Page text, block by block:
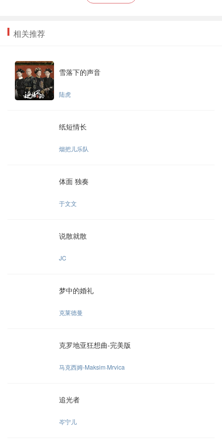
相关推荐
雪落下的声音
陆虎
纸短情长
烟把儿乐队
体面 独奏
于文文
说散就散
JC
梦中的婚礼
克莱德曼
克罗地亚狂想曲-完美版
马克西姆-Maksim·Mrvica
追光者
岑宁儿